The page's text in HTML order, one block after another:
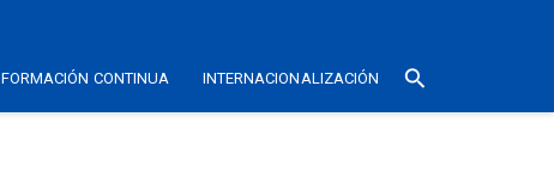
FORMACIÓN CONTINUA INTERNACIONALIZACIÓN search